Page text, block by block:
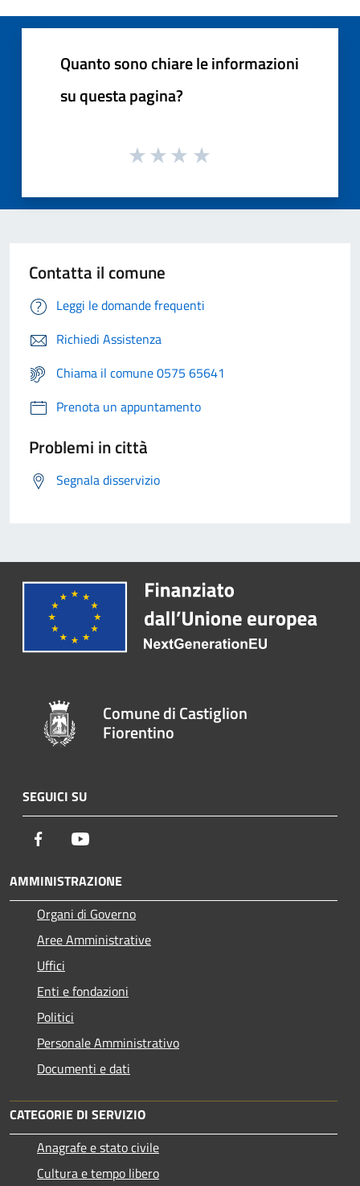
Quanto sono chiare le informazioni
su questa pagina?
Contatta il comune
Leggi le domande frequenti
Richiedi Assistenza
Chiama il comune 0575 65641
Prenota un appuntamento
Problemi in città
Segnala disservizio
Comune di Castiglion
Fiorentino
SEGUICI SU
Facebook
AMMINISTRAZIONE
Organi di Governo
Aree Amministrative
Uffici
Enti e fondazioni
Politici
Personale Amministrativo
Documenti e dati
CATEGORIE DI SERVIZIO
Anagrafe e stato civile
Cultura e tempo libero